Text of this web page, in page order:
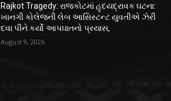
Rajkot Tragedy: રાજકોટમાં હૃદયદ્રાવક ઘટના:
ખાનગી કોલેજની લેબ આસિસ્ટન્ટ યુવતીએ ઝેરી
દવા પીને કર્યો આપઘાતનો પ્રયાસ,
August 9, 2026